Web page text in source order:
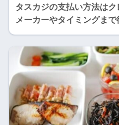
タスカジの支払い方法はク
メーカーやタイミングまで